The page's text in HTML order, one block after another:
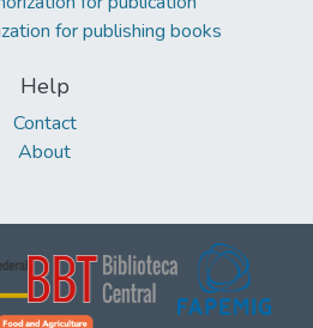
for publishing books
Help
Contact
About